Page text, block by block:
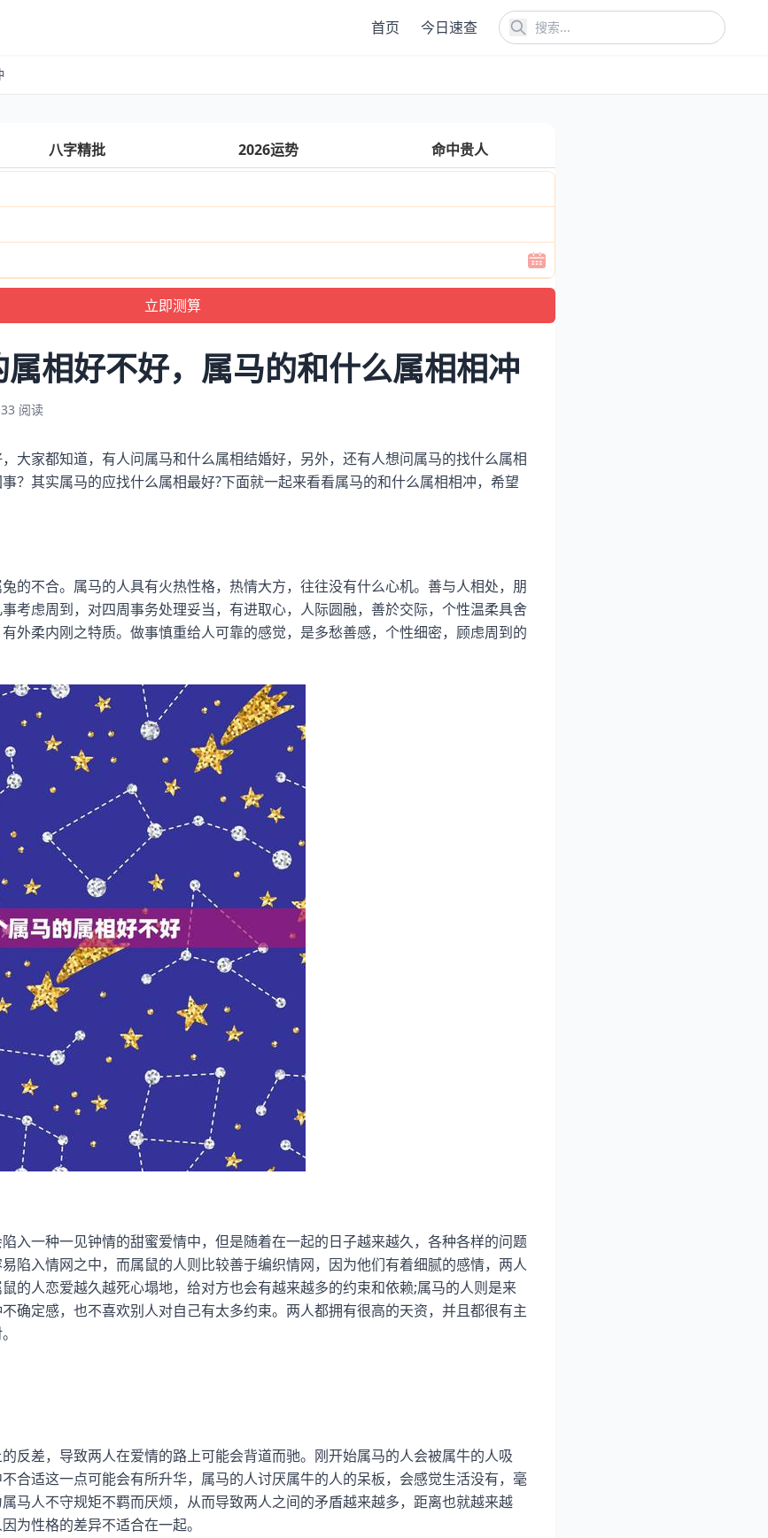
首页 今日速查
八字精批 2026运势 命中贵人
相好不好，属马的和什么属相相冲
33 阅读
大家都知道，有人问属马和什么属相结婚好，另外，还有人想问属马的找什么属相
？其实属马的应找什么属相最好?下面就一起来看看属马的和什么属相相冲，希望
的不合。属马的人具有火热性格，热情大方，往往没有什么心机。善与人相处，朋
考虑周到，对四周事务处理妥当，有进取心，人际圆融，善於交际，个性温柔具舍
外柔内刚之特质。做事慎重给人可靠的感觉，是多愁善感，个性细密，顾虑周到的
入一种一见钟情的甜蜜爱情中，但是随着在一起的日子越来越久，各种各样的问题
陷入情网之中，而属鼠的人则比较善于编织情网，因为他们有着细腻的感情，两人
的人恋爱越久越死心塌地，给对方也会有越来越多的约束和依赖;属马的人则是来
确定感，也不喜欢别人对自己有太多约束。两人都拥有很高的天资，并且都很有主
反差，导致两人在爱情的路上可能会背道而驰。刚开始属马的人会被属牛的人吸
合适这一点可能会有所升华，属马的人讨厌属牛的人的呆板，会感觉生活没有，毫
马人不守规矩不羁而厌烦，从而导致两人之间的矛盾越来越多，距离也就越来越
为性格的差异不适合在一起。